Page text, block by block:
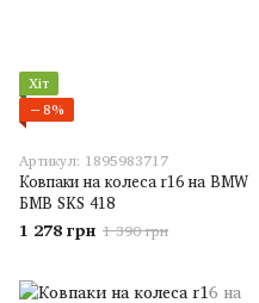
Хіт
−8%
Артикул: 1895983717
Ковпаки на колеса r16 на BMW
БМВ SKS 418
1 278 грн 1 390 грн